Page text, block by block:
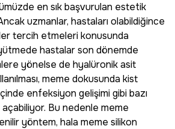
en sık başvurulan estetik
uzmanlar, hastaları olabildiğince
tercih etmeleri konusunda
hastalar son dönemde
yönelse de hyalüronik asit
meme dokusunda kist
enfeksiyon gelişimi gibi bazı
Bu nedenle meme
yöntem, hala meme silikon